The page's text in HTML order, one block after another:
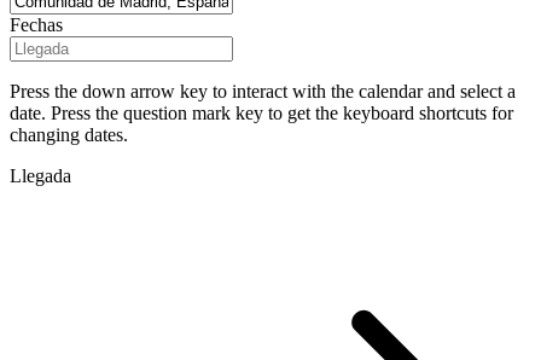
Fechas
Press the down arrow key to interact with the calendar and select a
date. Press the question mark key to get the keyboard shortcuts for
changing dates.
Llegada